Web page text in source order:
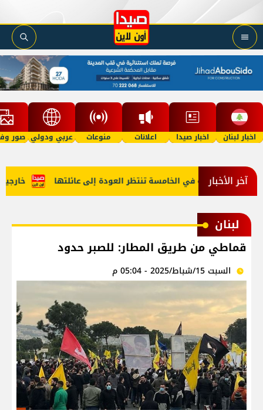
اخبار لبنان اخبار صيدا اعلانات منوعات عربي ودولي صور
آخر الأخبار خارجية "أمل"؟ طفلة في الخامسة تنتظر العودة إلى عائلتها
لبنان
قماطي من طريق المطار: للصبر حدود
السبت 15/شباط/2025 - 05:04 م